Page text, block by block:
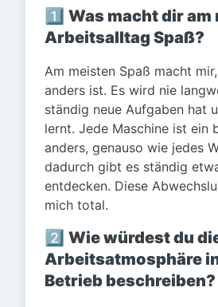
1️⃣ Was macht dir am
Arbeitsalltag Spaß?
Am meisten Spaß macht
anders ist. Es wird nie
ständig neue Aufgaben hat
lernt. Jede Maschine ist ein
anders, genauso wie jedes
dadurch gibt es ständig
entdecken. Diese
mich total.
2️⃣ Wie würdest du
Arbeitsatmosphäre
Betrieb beschreiben?